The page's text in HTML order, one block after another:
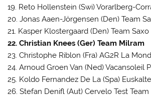
19. Reto Hollenstein (Swi) Vorarlberg-
20. Jonas Aaen-Jörgensen (Den) Team
21. Kasper Klostergaard (Den) Team
22. Christian Knees (Ger) Team Milram
23. Christophe Riblon (Fra) AG2R La
24. Arnoud Groen Van (Ned) Vacansoleil
25. Koldo Fernandez De La (Spa)
26. Stefan Denifl (Aut) Cervelo Test Team